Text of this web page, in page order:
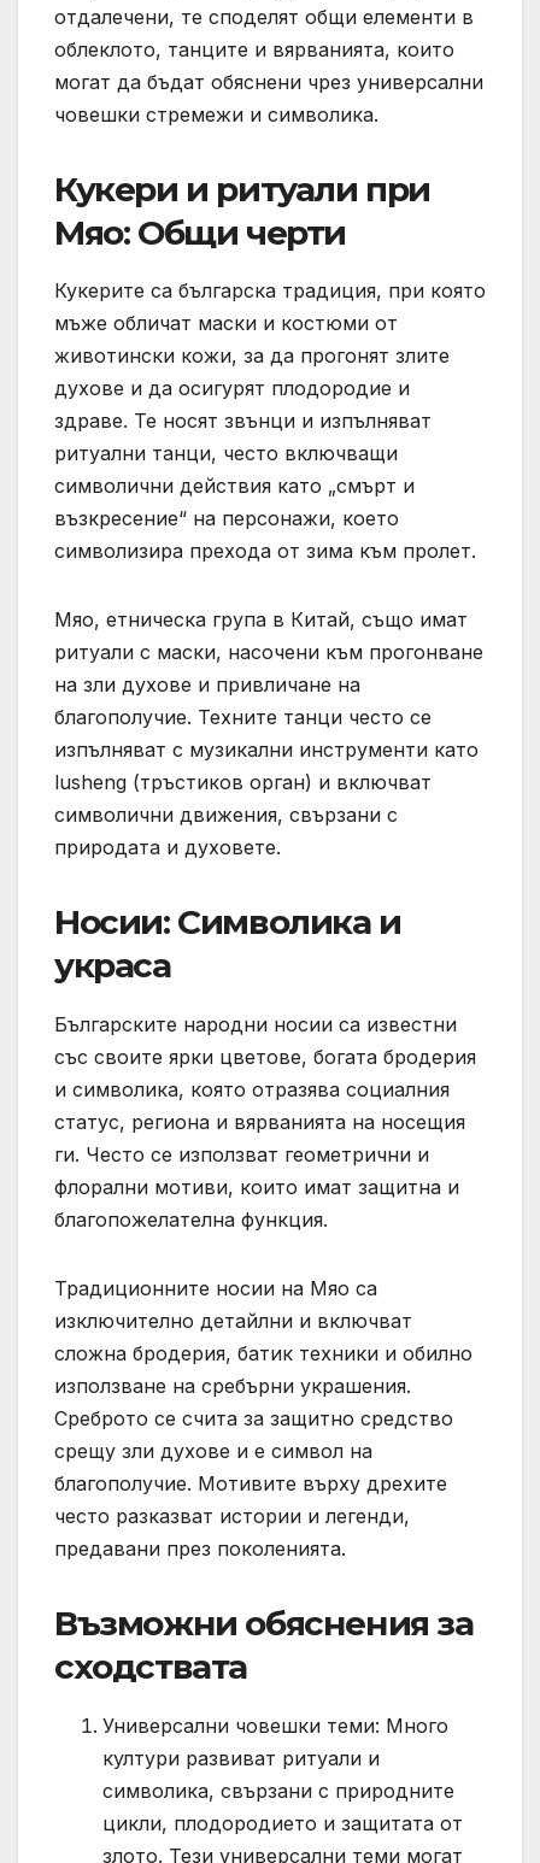
отдалечени, те споделят общи елементи в
облеклото, танците и вярванията, които
могат да бъдат обяснени чрез универсални
човешки стремежи и символика.
Кукери и ритуали при
Мяо: Общи черти
Кукерите са българска традиция, при която
мъже обличат маски и костюми от
животински кожи, за да прогонят злите
духове и да осигурят плодородие и
здраве. Те носят звънци и изпълняват
ритуални танци, често включващи
символични действия като „смърт и
възкресение“ на персонажи, което
символизира прехода от зима към пролет.
Мяо, етническа група в Китай, също имат
ритуали с маски, насочени към прогонване
на зли духове и привличане на
благополучие. Техните танци често се
изпълняват с музикални инструменти като
lusheng (тръстиков орган) и включват
символични движения, свързани с
природата и духовете.
Носии: Символика и
украса
Българските народни носии са известни
със своите ярки цветове, богата бродерия
и символика, която отразява социалния
статус, региона и вярванията на носещия
ги. Често се използват геометрични и
флорални мотиви, които имат защитна и
благопожелателна функция.
Традиционните носии на Мяо са
изключително детайлни и включват
сложна бродерия, батик техники и обилно
използване на сребърни украшения.
Среброто се счита за защитно средство
срещу зли духове и е символ на
благополучие. Мотивите върху дрехите
често разказват истории и легенди,
предавани през поколенията.
Възможни обяснения за
сходствата
Универсални човешки теми: Много
култури развиват ритуали и
символика, свързани с природните
цикли, плодородието и защитата от
злото. Тези универсални теми могат